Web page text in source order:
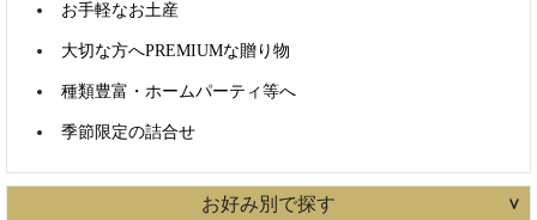
お手軽なお土産
大切な方へPREMIUMな贈り物
種類豊富・ホームパーティ等へ
季節限定の詰合せ
お好み別で探す